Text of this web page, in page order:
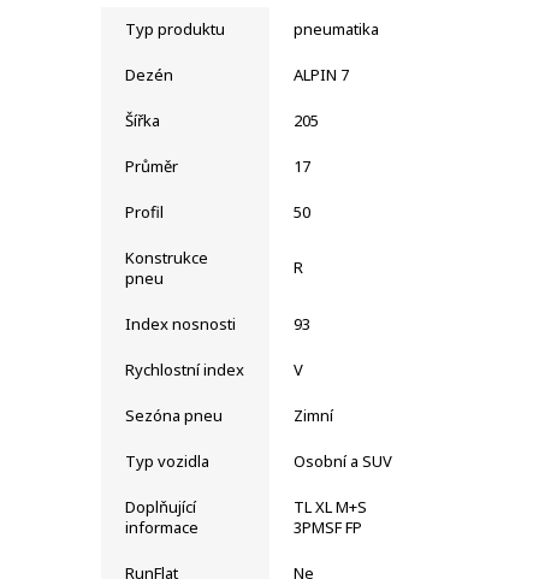
Typ produktu pneumatika
Dezén ALPIN 7
Šířka 205
Průměr 17
Profil 50
Konstrukce
pneu
R
Index nosnosti 93
Rychlostní index V
Sezóna pneu Zimní
Typ vozidla Osobní a SUV
Doplňující
informace
TL XL M+S
3PMSF FP
RunFlat Ne